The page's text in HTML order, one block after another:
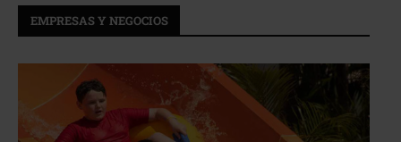
EMPRESAS Y NEGOCIOS